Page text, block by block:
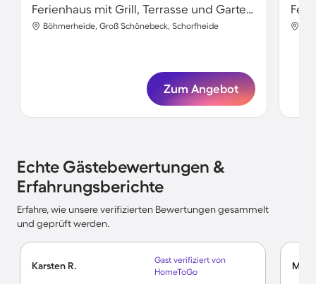
Ferienhaus mit Grill, Terrasse und Garten | Naturblick
Böhmerheide, Groß Schönebeck, Schorfheide
Zum Angebot
Echte Gästebewertungen &
Erfahrungsberichte
Erfahre, wie unsere verifizierten Bewertungen gesammelt
und geprüft werden.
Karsten R.
Gast verifiziert von
HomeToGo